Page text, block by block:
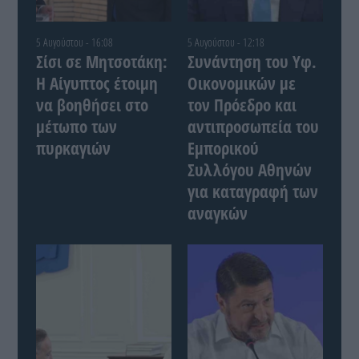
5 Αυγούστου - 16:08
Σίσι σε Μητσοτάκη:
Η Αίγυπτος έτοιμη
να βοηθήσει στο
μέτωπο των
πυρκαγιών
5 Αυγούστου - 12:18
Συνάντηση του Yφ.
Οικονομικών με
τον Πρόεδρο και
αντιπροσωπεία του
Εμπορικού
Συλλόγου Αθηνών
για καταγραφή των
αναγκών